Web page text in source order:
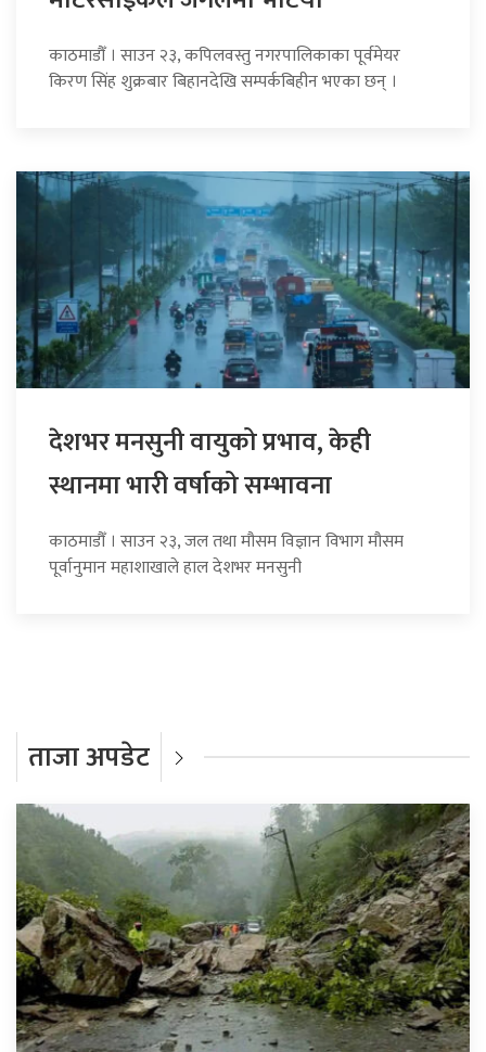
काठमाडौँ । साउन २३, कपिलवस्तु नगरपालिकाका पूर्वमेयर
किरण सिंह शुक्रबार बिहानदेखि सम्पर्कबिहीन भएका छन् ।
देशभर मनसुनी वायुको प्रभाव, केही
स्थानमा भारी वर्षाको सम्भावना
काठमाडौँ । साउन २३, जल तथा मौसम विज्ञान विभाग मौसम
पूर्वानुमान महाशाखाले हाल देशभर मनसुनी
ताजा अपडेट